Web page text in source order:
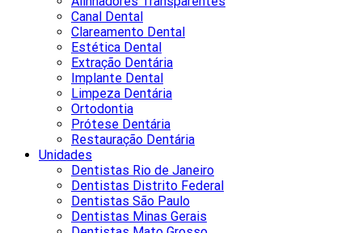
Canal Dental
Clareamento Dental
Estética Dental
Extração Dentária
Implante Dental
Limpeza Dentária
Ortodontia
Prótese Dentária
Restauração Dentária
Unidades
Dentistas Rio de Janeiro
Dentistas Distrito Federal
Dentistas São Paulo
Dentistas Minas Gerais